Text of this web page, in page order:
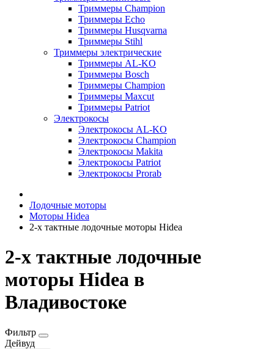
Триммеры Champion
Триммеры Echo
Триммеры Husqvarna
Триммеры Stihl
Триммеры электрические
Триммеры AL-KO
Триммеры Bosch
Триммеры Champion
Триммеры Maxcut
Триммеры Patriot
Электрокосы
Электрокосы AL-KO
Электрокосы Champion
Электрокосы Makita
Электрокосы Patriot
Электрокосы Prorab
Лодочные моторы
Моторы Hidea
2-х тактные лодочные моторы Hidea
2-х тактные лодочные
моторы Hidea в
Владивостоке
Фильтр
Дейвуд